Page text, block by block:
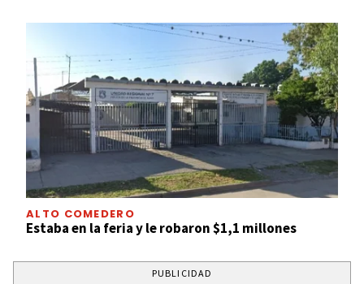
ALTO COMEDERO
Estaba en la feria y le robaron $1,1 millones
PUBLICIDAD